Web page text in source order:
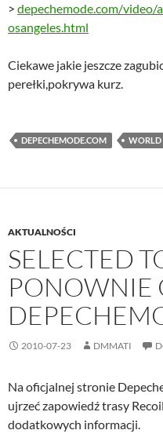
> depechemode.com/video/
osangeles.html
Ciekawe jakie jeszcze
perełki,pokrywa kurz.
DEPECHEMODE.COM
AKTUALNOŚCI
SELECTED
PONOWNIE
2010-07-23 DMMATI
Na oficjalnej stronie
ujrzeć zapowiedź trasy
dodatkowych informacji.